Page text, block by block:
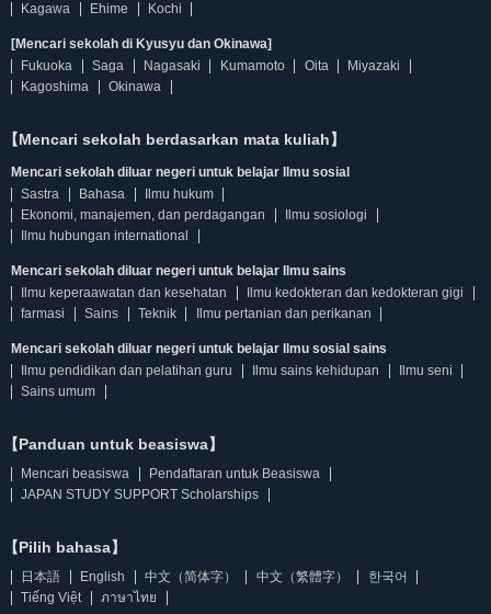
Kagawa
Ehime Kochi
[Mencari sekolah di Kyusyu dan Okinawa]
Fukuoka
Saga Nagasaki Kumamoto Oita
Miyazaki
Kagoshima
Okinawa
【Mencari sekolah berdasarkan mata kuliah】
Mencari sekolah diluar negeri untuk belajar Ilmu sosial
Sastra
Bahasa
Ilmu hukum
Ekonomi, manajemen, dan perdagangan
Ilmu sosiologi
Ilmu hubungan international
Mencari sekolah diluar negeri untuk belajar Ilmu sains
Ilmu keperaawatan dan kesehatan
Ilmu kedokteran dan kedokteran gigi
farmasi
Sains Teknik Ilmu pertanian dan perikanan
Mencari sekolah diluar negeri untuk belajar Ilmu sosial sains
Ilmu pendidikan dan pelatihan guru
Ilmu sains kehidupan
Ilmu seni
Sains umum
【Panduan untuk beasiswa】
Mencari beasiswa
Pendaftaran untuk Beasiswa
JAPAN STUDY SUPPORT Scholarships
【Pilih bahasa】
日本語 English 中文（简体字） 中文（繁體字）
한국어
Tiếng Việt
ภาษาไทย